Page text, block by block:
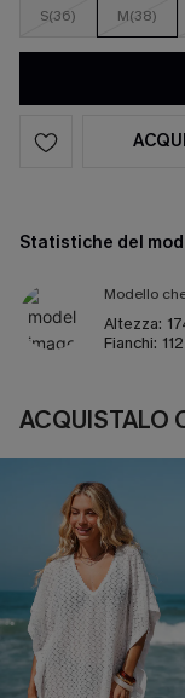
S(36) M(38)
Statistiche del
Modello
Altezza:
Fianchi:
ACQUISTALO